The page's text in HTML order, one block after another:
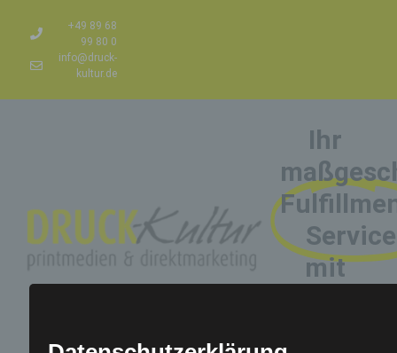
+49 89 68
99 80 0
info@druck-
kultur.de
Ihr
Service
mit